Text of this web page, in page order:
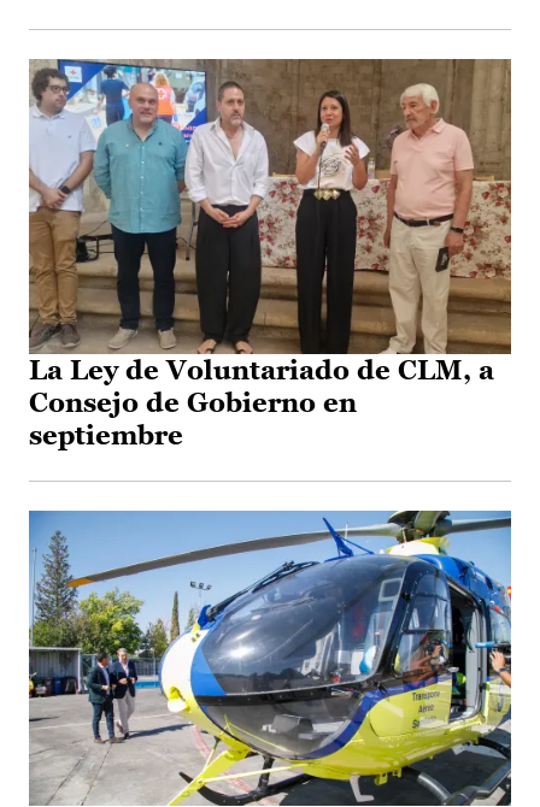
La Ley de Voluntariado de CLM, a
Consejo de Gobierno en
septiembre